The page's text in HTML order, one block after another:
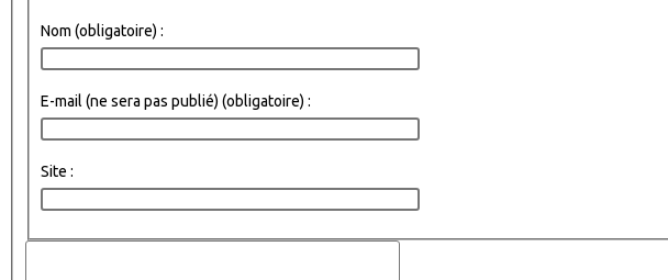
Nom (obligatoire) :
E-mail (ne sera pas publié) (obligatoire) :
Site :